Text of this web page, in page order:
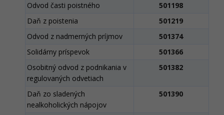
Odvod časti poistného
501198
Daň z poistenia
501219
Odvod z nadmerných príjmov
501374
Solidárny príspevok
501366
Osobitný odvod z podnikania v
regulovaných odvetiach
501382
Daň zo sladených
nealkoholických nápojov
501390